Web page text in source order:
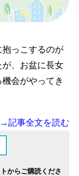
っこするのが
が、お盆に長女
会がやってき
→記事全文を読む
からご購読くださ